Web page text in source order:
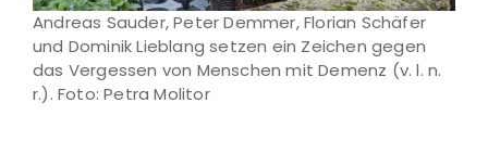
Andreas Sauder, Peter Demmer, Florian Schäfer
und Dominik Lieblang setzen ein Zeichen gegen
das Vergessen von Menschen mit Demenz (v. l. n.
r.). Foto: Petra Molitor